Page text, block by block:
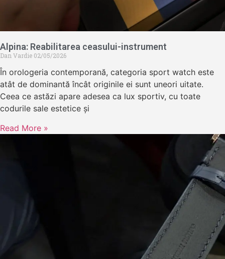
Alpina: Reabilitarea ceasului-instrument
Dan Vardie 02/05/2026
În orologeria contemporană, categoria sport watch este
atât de dominantă încât originile ei sunt uneori uitate.
Ceea ce astăzi apare adesea ca lux sportiv, cu toate
codurile sale estetice și
Read More »